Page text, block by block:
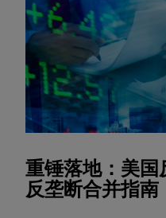
重锤落地：美国
反垄断合并指南